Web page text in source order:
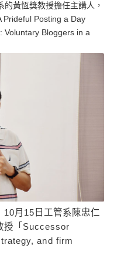
黃恆獎教授擔任主講人，
Prideful Posting a Day
Voluntary Bloggers in a
月15日工管系陳忠仁
授「Successor
and firm